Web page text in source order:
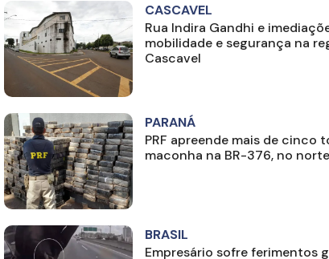
CASCAVEL
Rua Indira Gandhi e
mobilidade e segurança na
Cascavel
PARANÁ
PRF apreende mais de cinco
maconha na BR-376, no
BRASIL
Empresário sofre ferimentos